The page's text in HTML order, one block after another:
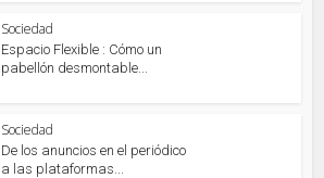
Sociedad
Espacio Flexible : Cómo un
pabellón desmontable...
Sociedad
De los anuncios en el periódico
a las plataformas...